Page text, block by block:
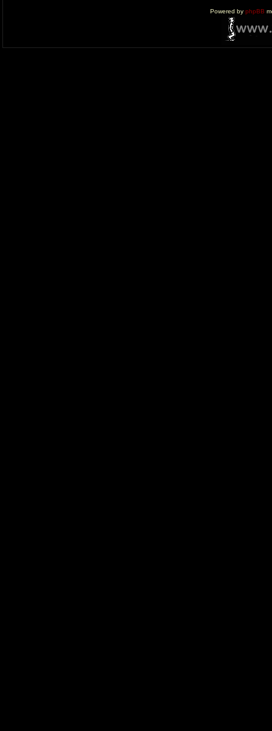
Powered by phpBB